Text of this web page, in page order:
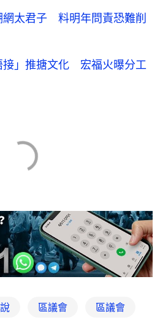
網太君子 料明年問責恐難削
接」推搪文化 宏福火曝分工
區議會 區議會